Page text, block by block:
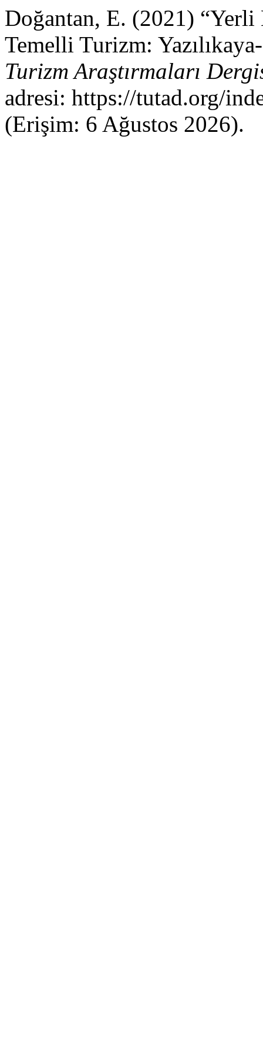
Doğantan, E. (2021)
Temelli Turizm:
Turizm Araştırmaları
adresi: https://tutad.org/
(Erişim: 6 Ağustos 2026).